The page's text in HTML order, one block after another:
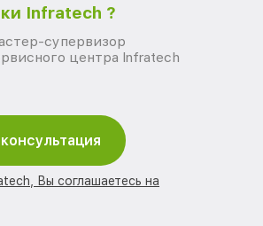
Infratech ?
супервизор
центра Infratech
Вы соглашаетесь на